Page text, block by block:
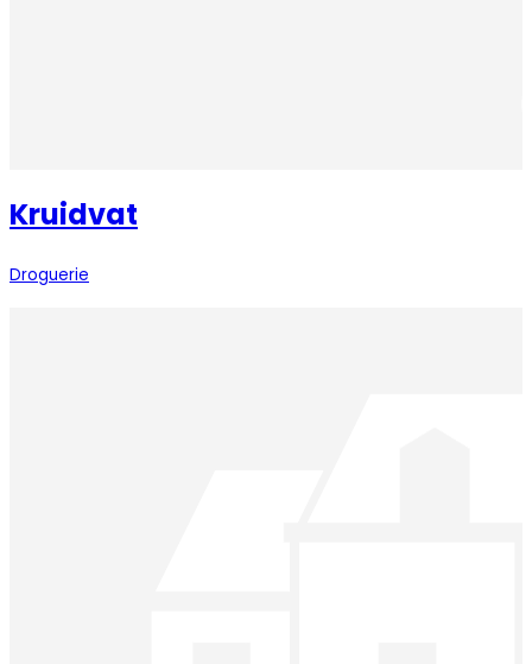
Kruidvat
Droguerie